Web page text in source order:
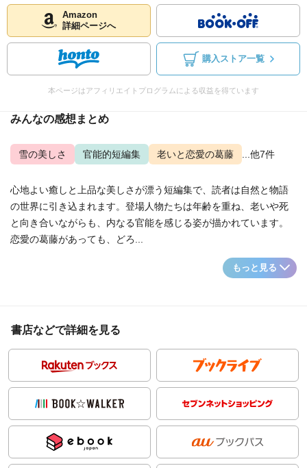
Amazon
詳細ページへ
購入ストア一覧
本ページはアフィリエイトプログラムによる収益を得ています
みんなの感想まとめ
雪の美しさ 官能的短編集 老いと恋愛の葛藤 ...他7件
心地よい癒しと上品な美しさが漂う短編集で、読者は自然と物語
の世界に引き込まれます。登場人物たちは年齢を重ね、老いや死
と向き合いながらも、内なる官能を感じる姿が描かれています。
恋愛の葛藤があっても、どろ...
もっと見る
書店などで詳細を見る